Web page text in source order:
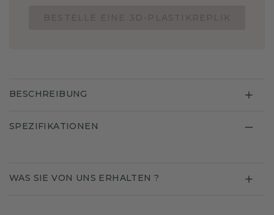
BESCHREIBUNG
SPEZIFIKATIONEN
WAS SIE VON UNS ERHALTEN ?